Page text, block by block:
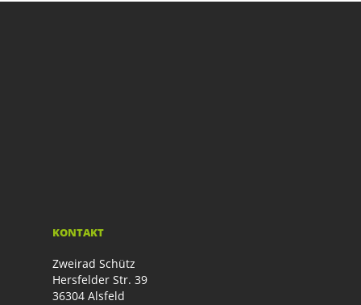
KONTAKT
Zweirad Schütz
Hersfelder Str. 39
36304 Alsfeld